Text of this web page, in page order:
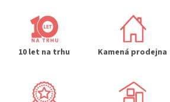
10 let na trhu Kamená prodejna